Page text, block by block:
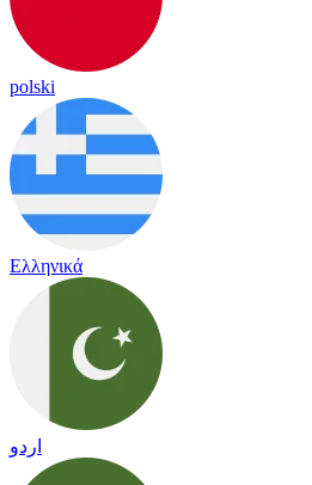
polski
Ελληνικά
اردو